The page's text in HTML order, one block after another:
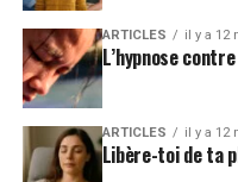
ARTICLES il y a 12
L’hypnose
ARTICLES il y a 12
Libère-toi de ta